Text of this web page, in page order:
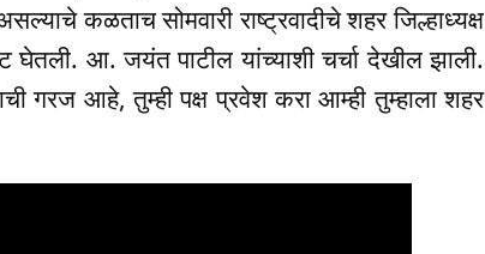
कळताच सोमवारी राष्ट्रवादीचे शहर जिल्हाध्यक्ष
आ. जयंत पाटील यांच्याशी चर्चा देखील झाली.
गरज आहे, तुम्ही पक्ष प्रवेश करा आम्ही तुम्हाला शहर